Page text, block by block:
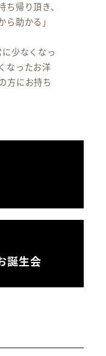
帰り頂き、
助かる」
少なくなっ
なったお洋
方にお持ち
誕生会